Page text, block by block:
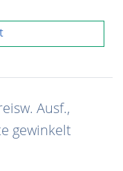
Ausf.,
gewinkelt